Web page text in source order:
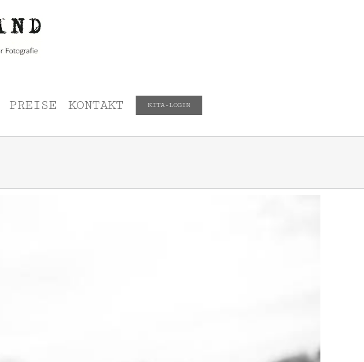
PREISE KONTAKT KITA-LOGIN